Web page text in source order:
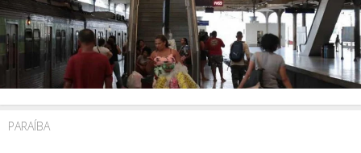
PARAÍBA